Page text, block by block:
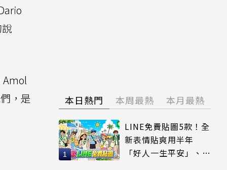
Amol
，是
本日熱門 本周最熱 本月最熱
LINE免費貼圖5款！全
新表情貼爽用半年
「好人一生平安」、